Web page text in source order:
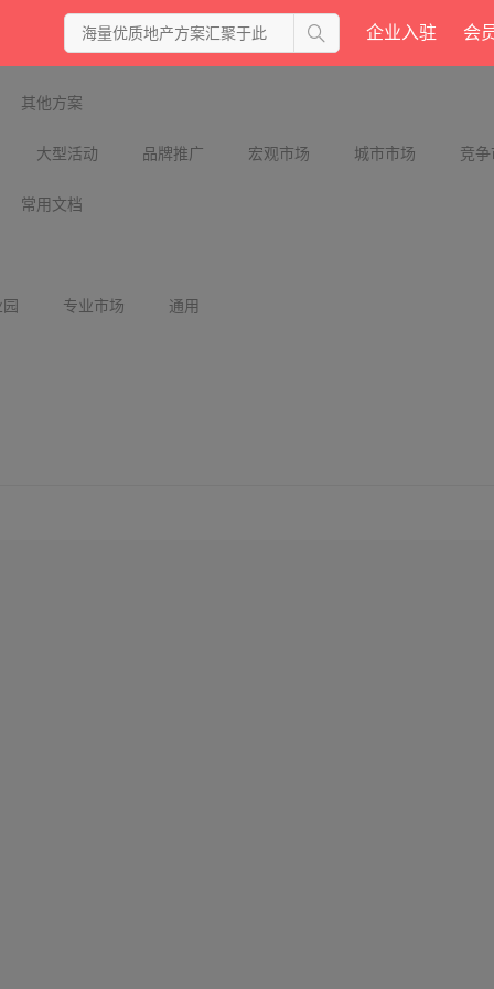
企业入驻 会
其他方案
大型活动 品牌推广 宏观市场 城市市场 竞
常用文档
专业市场 通用